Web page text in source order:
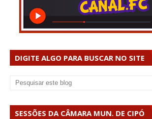
DIGITE ALGO PARA BUSCAR NO SITE
SESSÕES DA CÂMARA MUN. DE CIPÓ